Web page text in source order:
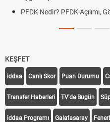
PFDK Nedir? PFDK Açılımı,
KEŞFET
iddaa Canlı Skor Puan Durumu
Transfer Haberleri TV'de Bugün
iddaa Programı Galatasaray